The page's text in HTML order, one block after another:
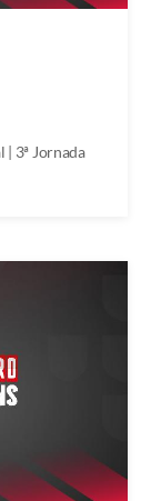
3ª Jornada